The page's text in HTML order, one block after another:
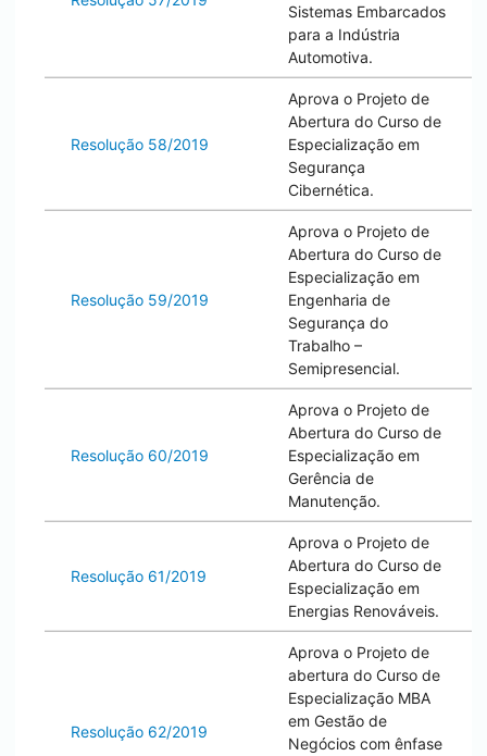
Sistemas Embarcados
para a Indústria
Automotiva.
Resolução 58/2019
Aprova o Projeto de
Abertura do Curso de
Especialização em
Segurança
Cibernética.
Resolução 59/2019
Aprova o Projeto de
Abertura do Curso de
Especialização em
Engenharia de
Segurança do
Trabalho –
Semipresencial.
Resolução 60/2019
Aprova o Projeto de
Abertura do Curso de
Especialização em
Gerência de
Manutenção.
Resolução 61/2019
Aprova o Projeto de
Abertura do Curso de
Especialização em
Energias Renováveis.
Resolução 62/2019
Aprova o Projeto de
abertura do Curso de
Especialização MBA
em Gestão de
Negócios com ênfase